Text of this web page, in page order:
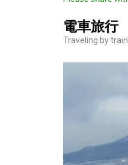
電車旅行
Traveling by train